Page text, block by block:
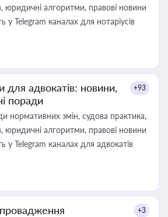
юридичні алгоритми, правові новини
Telegram каналах для нотаріусів
для адвокатів: новини,
поради
+93
нормативних змін, судова практика,
юридичні алгоритми, правові новини
Telegram каналах для адвокатів
+3